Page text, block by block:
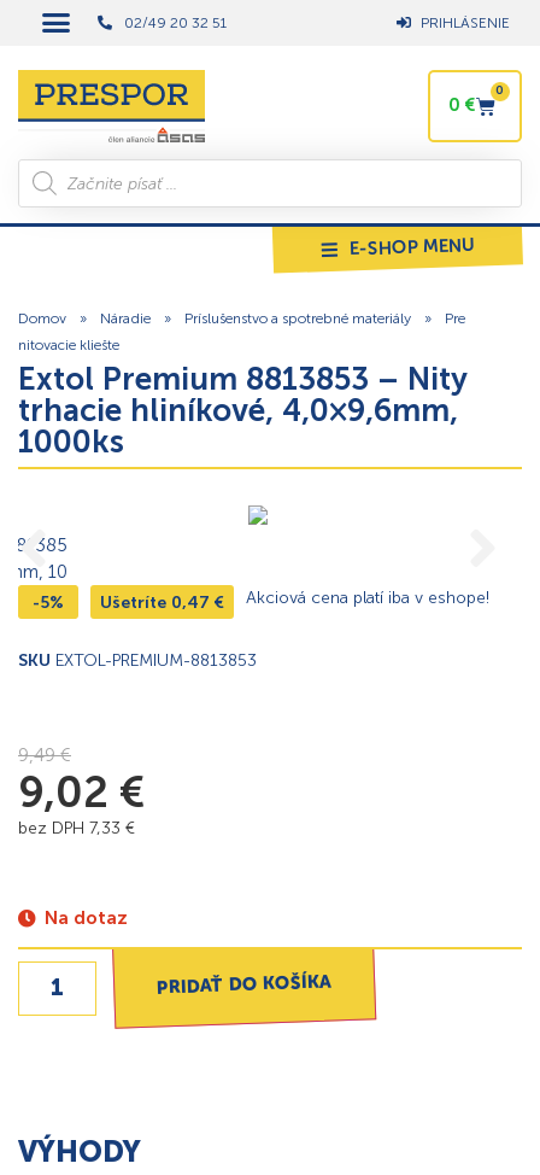
02/49 20 32 51 PRIHLÁSENIE
0 €
0
E-SHOP MENU
Domov » Náradie » Príslušenstvo a spotrebné materiály »
Pre
nitovacie kliešte
Extol Premium 8813853 – Nity
trhacie hliníkové, 4,0×9,6mm,
1000ks
-5% Ušetríte 0,47 € Akciová cena platí iba v eshope!
SKU EXTOL-PREMIUM-8813853
9,49€
9,02 €
bez DPH 7,33 €
Na dotaz
PRIDAŤ DO KOŠÍKA
VÝHODY